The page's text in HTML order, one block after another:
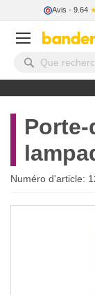
Avis - 9.64
Numéro d'article: